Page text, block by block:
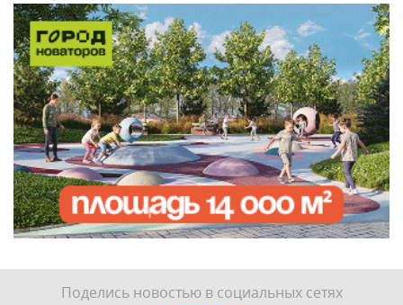
Поделись новостью в социальных сетях